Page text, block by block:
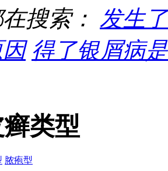
搜索： 发生
得了银屑病
类型
脓疱型